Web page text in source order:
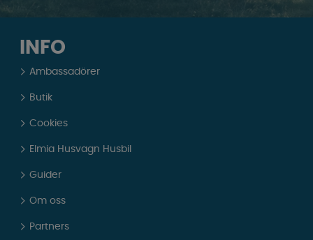
INFO
Ambassadörer
Butik
Cookies
Elmia Husvagn Husbil
Guider
Om oss
Partners